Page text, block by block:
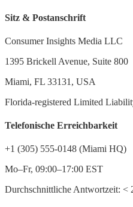
Sitz & Postanschrift
Consumer Insights Media LLC
1395 Brickell Avenue, Suite 800
Miami, FL 33131, USA
Florida-registered Limited
Telefonische Erreichbarkeit
+1 (305) 555-0148 (Miami HQ)
Mo–Fr, 09:00–17:00 EST
Durchschnittliche Antwortzeit: <